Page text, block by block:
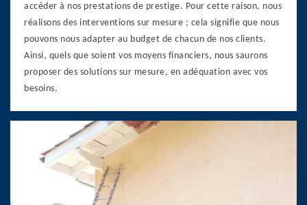
accéder à nos prestations de prestige. Pour cette raison, nous
réalisons des interventions sur mesure ; cela signifie que nous
pouvons nous adapter au budget de chacun de nos clients.
Ainsi, quels que soient vos moyens financiers, nous saurons
proposer des solutions sur mesure, en adéquation avec vos
besoins.